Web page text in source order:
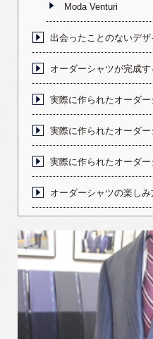
Moda Venturi
出会ったことのないデ
オーダーシャツが完成
実際に作られたオーダ
実際に作られたオーダ
実際に作られたオーダ
オーダーシャツの楽しみ